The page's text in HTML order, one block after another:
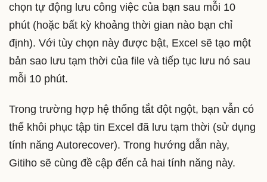
chọn tự động lưu công việc của bạn sau mỗi 10
phút (hoặc bất kỳ khoảng thời gian nào bạn chỉ
định). Với tùy chọn này được bật, Excel sẽ tạo một
bản sao lưu tạm thời của file và tiếp tục lưu nó sau
mỗi 10 phút.
Trong trường hợp hệ thống tắt đột ngột, bạn vẫn có
thể khôi phục tập tin Excel đã lưu tạm thời (sử dụng
tính năng Autorecover). Trong hướng dẫn này,
Gitiho sẽ cùng đề cập đến cả hai tính năng này.